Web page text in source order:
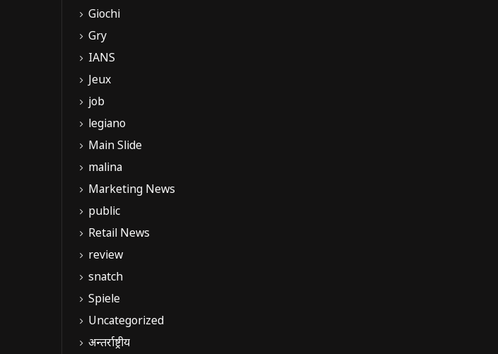
Giochi
Gry
IANS
Jeux
job
legiano
Main Slide
malina
Marketing News
public
Retail News
review
snatch
Spiele
Uncategorized
अन्तर्राष्ट्रीय